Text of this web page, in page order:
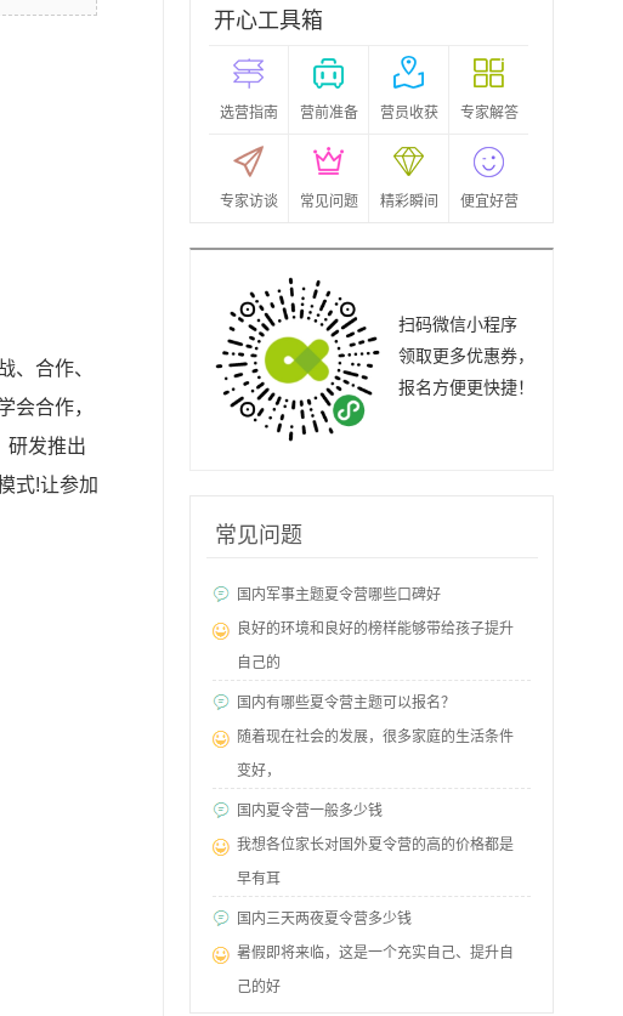
、合作、
会合作，
研发推出
式!让参加
开心工具箱
选营指南 营前准备 营员收获 专家解答
专家访谈 常见问题 精彩瞬间 便宜好营
扫码微信小程序
领取更多优惠券，
报名方便更快捷！
常见问题
国内军事主题夏令营哪些口碑好
良好的环境和良好的榜样能够带给孩子提升
自己的
国内有哪些夏令营主题可以报名？
随着现在社会的发展，很多家庭的生活条件
变好，
国内夏令营一般多少钱
我想各位家长对国外夏令营的高的价格都是
早有耳
国内三天两夜夏令营多少钱
暑假即将来临，这是一个充实自己、提升自
己的好